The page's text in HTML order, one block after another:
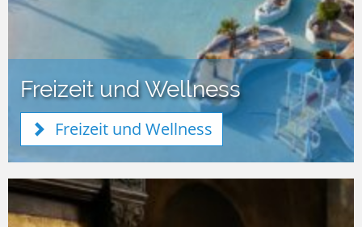
Freizeit und Wellness
Freizeit und Wellness